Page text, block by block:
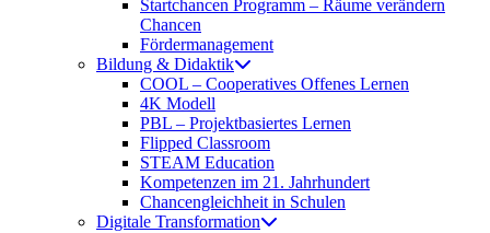
Startchancen Programm – Räume verändern
Chancen
Fördermanagement
Bildung & Didaktik
COOL – Cooperatives Offenes Lernen
4K Modell
PBL – Projektbasiertes Lernen
Flipped Classroom
STEAM Education
Kompetenzen im 21. Jahrhundert
Chancengleichheit in Schulen
Digitale Transformation